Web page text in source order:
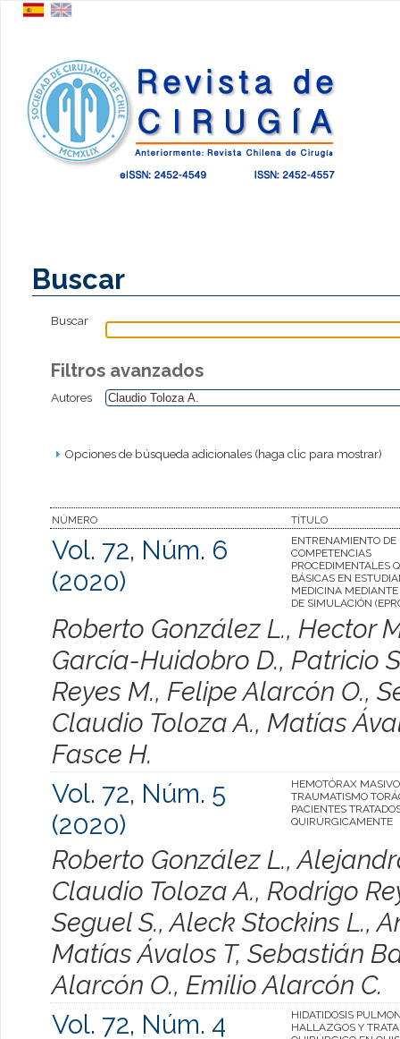
Buscar
Buscar
Filtros avanzados
Autores
Opciones de búsqueda adicionales (haga clic para mostrar)
NÚMERO TÍTULO
Vol. 72, Núm. 6
(2020)
ENTRENAMIENTO DE
COMPETENCIAS
PROCEDIMENTALES
BÁSICAS EN
MEDICINA
DE SIMULACIÓN
Roberto González L., Hector
García-Huidobro D., Patricio
Reyes M., Felipe Alarcón O.,
Claudio Toloza A., Matías
Fasce H.
Vol. 72, Núm. 5
(2020)
HEMOTÓRAX
TRAUMATISMO
PACIENTES
QUIRÚRGICAMENTE
Roberto González L.,
Claudio Toloza A., Rodrigo
Seguel S., Aleck Stockins L.,
Matías Ávalos T, Sebastián
Alarcón O., Emilio Alarcón C.
Vol. 72, Núm. 4
HIDATIDOSIS
HALLAZGOS Y